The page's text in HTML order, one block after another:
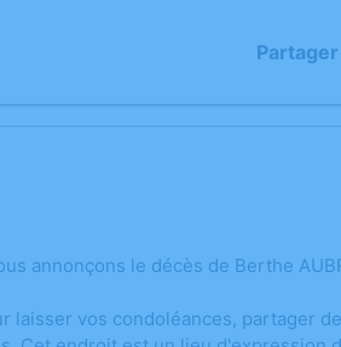
Partager
annonçons le décès de Berthe
laisser vos condoléances, partager